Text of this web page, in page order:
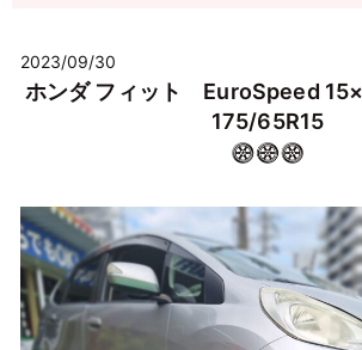
2023/09/30
ホンダ フィット EuroSpeed
175/65R15